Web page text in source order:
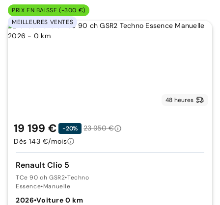
PRIX EN BAISSE (-300 €)
MEILLEURES VENTES
48 heures
Renault Clio 5
TCe 90 ch GSR2•Techno
Essence•Manuelle
2026•Voiture 0 km
19 199 € -20%
23 950 €
Dès 143 €/mois